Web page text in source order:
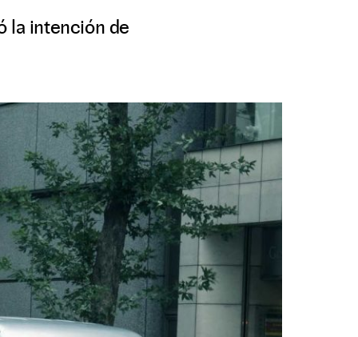
la intención de